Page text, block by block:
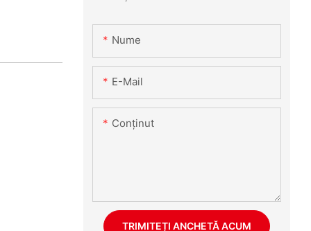
Nume
E-Mail
Conţinut
TRIMITEȚI ANCHETĂ ACUM